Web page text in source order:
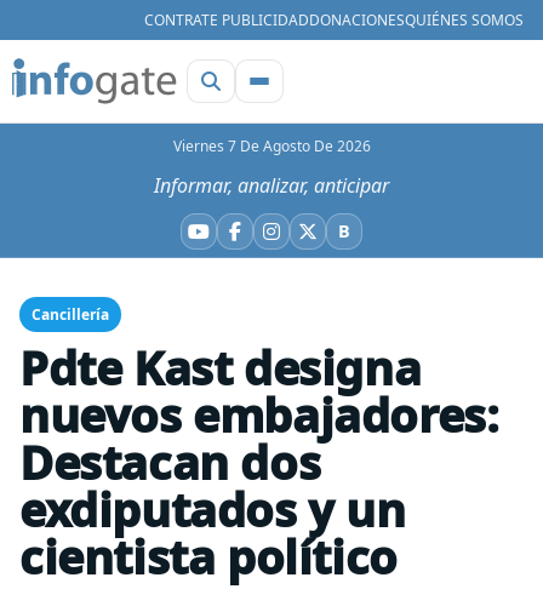
CONTRATE PUBLICIDADDONACIONESQUIÉNES SOMOS
Viernes 7 De Agosto De 2026
Informar, analizar, anticipar
YouTube
Facebook
Instagram
X BBluesky
Cancillería
Pdte Kast designa
nuevos embajadores:
Destacan dos
exdiputados y un
cientista político